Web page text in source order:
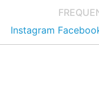
Instagram